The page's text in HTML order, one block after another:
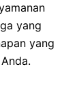
yang
yang